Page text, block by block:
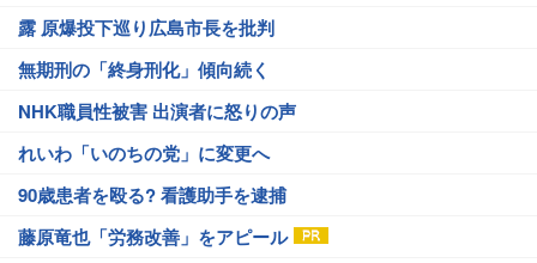
露 原爆投下巡り広島市長を批判
無期刑の「終身刑化」傾向続く
NHK職員性被害 出演者に怒りの声
れいわ「いのちの党」に変更へ
90歳患者を殴る? 看護助手を逮捕
藤原竜也「労務改善」をアピール